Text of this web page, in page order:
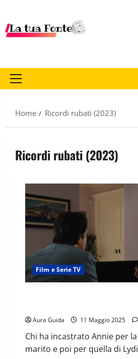
Home Ricordi rubati (2023)
Ricordi rubati (2023)
Film e Serie TV
Aura Guida 11 Maggio 2025
Chi ha incastrato Annie per
marito e poi per quella di